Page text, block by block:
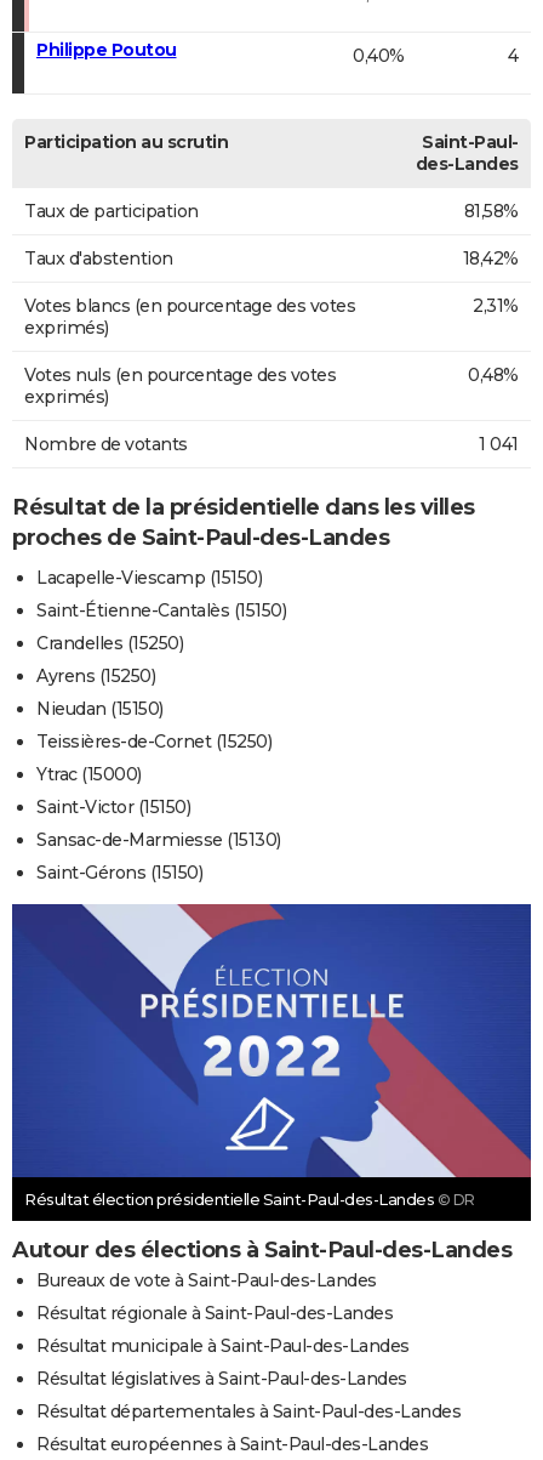
Philippe Poutou 0,40% 4
Participation au scrutin
Saint-Paul-
des-Landes
Taux de participation 81,58%
Taux d'abstention 18,42%
Votes blancs (en pourcentage des votes
exprimés)
2,31%
Votes nuls (en pourcentage des votes
exprimés)
0,48%
Nombre de votants 1 041
Résultat de la présidentielle dans les villes
proches de Saint-Paul-des-Landes
Lacapelle-Viescamp (15150)
Saint-Étienne-Cantalès (15150)
Crandelles (15250)
Ayrens (15250)
Nieudan (15150)
Teissières-de-Cornet (15250)
Ytrac (15000)
Saint-Victor (15150)
Sansac-de-Marmiesse (15130)
Saint-Gérons (15150)
Résultat élection présidentielle Saint-Paul-des-Landes © DR
Autour des élections à Saint-Paul-des-Landes
Bureaux de vote à Saint-Paul-des-Landes
Résultat régionale à Saint-Paul-des-Landes
Résultat municipale à Saint-Paul-des-Landes
Résultat législatives à Saint-Paul-des-Landes
Résultat départementales à Saint-Paul-des-Landes
Résultat européennes à Saint-Paul-des-Landes